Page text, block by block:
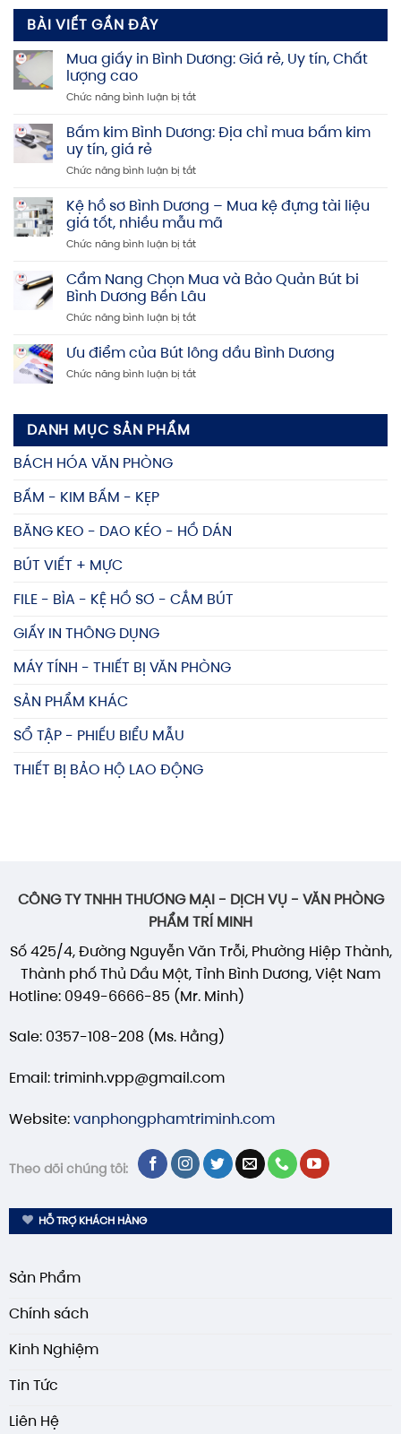
BÀI VIẾT GẦN ĐÂY
Mua giấy in Bình Dương: Giá rẻ, Uy tín, Chất
lượng cao
Chức năng bình luận bị tắtở
in
Dương:
rẻ,
Uy
Chất
cao
Bấm kim Bình Dương: Địa chỉ mua bấm kim
uy tín, giá rẻ
Chức năng bình luận bị tắtở
Bình
Dương:
Địa
mua
bấm
uy
giá
Kệ hồ sơ Bình Dương – Mua kệ đựng tài liệu
giá tốt, nhiều mẫu mã
Chức năng bình luận bị tắtở
hồ
sơ
Bình
Dương
Mua
đựng
Cẩm Nang Chọn Mua và Bảo Quản Bút bi
Bình Dương Bền Lâu
Chức năng bình luận bị tắtở
Nang
Chọn
Mua
Ưu điểm của Bút lông dầu Bình Dương
Chức năng bình luận bị tắtở
của
lông
DANH MỤC SẢN PHẨM
BÁCH HÓA VĂN PHÒNG
BẤM - KIM BẤM - KẸP
BĂNG KEO - DAO KÉO - HỒ DÁN
BÚT VIẾT + MỰC
FILE - BÌA - KỆ HỒ SƠ - CẮM BÚT
GIẤY IN THÔNG DỤNG
MÁY TÍNH - THIẾT BỊ VĂN PHÒNG
SẢN PHẨM KHÁC
SỔ TẬP - PHIẾU BIỂU MẪU
THIẾT BỊ BẢO HỘ LAO ĐỘNG
CÔNG TY TNHH THƯƠNG MẠI - DỊCH VỤ - VĂN PHÒNG
PHẨM TRÍ MINH
Số 425/4, Đường Nguyễn Văn Trỗi, Phường Hiệp Thành,
Thành phố Thủ Dầu Một, Tỉnh Bình Dương, Việt Nam
Hotline: 0949-6666-85 (Mr. Minh)
Sale: 0357-108-208 (Ms. Hằng)
Email: triminh.vpp@gmail.com
Website:vanphongphamtriminh.com
Theo dõi chúng tôi:
HỖ TRỢ KHÁCH HÀNG
Sản Phẩm
Chính sách
Kinh Nghiệm
Tin Tức
Liên Hệ